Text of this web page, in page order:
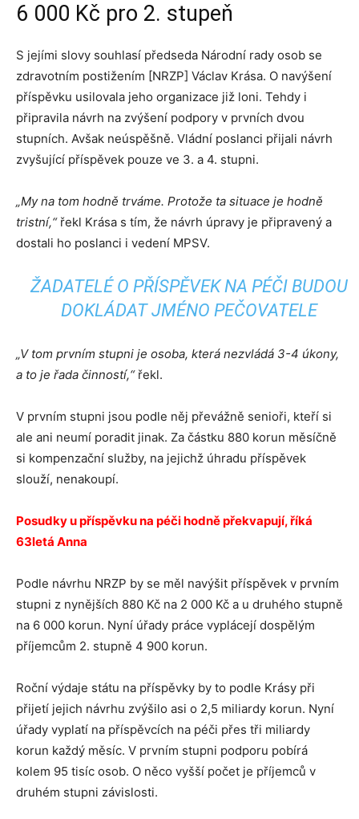
6 000 Kč pro 2. stupeň
S jejími slovy souhlasí předseda Národní rady osob se
zdravotním postižením [NRZP] Václav Krása. O navýšení
příspěvku usilovala jeho organizace již loni. Tehdy i
připravila návrh na zvýšení podpory v prvních dvou
stupních. Avšak neúspěšně. Vládní poslanci přijali návrh
zvyšující příspěvek pouze ve 3. a 4. stupni.
„My na tom hodně trváme. Protože ta situace je hodně
tristní,“řekl Krása s tím, že návrh úpravy je připravený a
dostali ho poslanci i vedení MPSV.
ŽADATELÉ O PŘÍSPĚVEK NA PÉČI BUDOU
DOKLÁDAT JMÉNO PEČOVATELE
„V tom prvním stupni je osoba, která nezvládá 3-4 úkony,
a to je řada činností,“ řekl.
V prvním stupni jsou podle něj převážně senioři, kteří si
ale ani neumí poradit jinak. Za částku 880 korun měsíčně
si kompenzační služby, na jejichž úhradu příspěvek
slouží, nenakoupí.
Posudky u příspěvku na péči hodně překvapují, říká
63letá Anna
Podle návrhu NRZP by se měl navýšit příspěvek v prvním
stupni z nynějších 880 Kč na 2 000 Kč a u druhého stupně
na 6 000 korun. Nyní úřady práce vyplácejí dospělým
příjemcům 2. stupně 4 900 korun.
Roční výdaje státu na příspěvky by to podle Krásy při
přijetí jejich návrhu zvýšilo asi o 2,5 miliardy korun. Nyní
úřady vyplatí na příspěvcích na péči přes tři miliardy
korun každý měsíc. V prvním stupni podporu pobírá
kolem 95 tisíc osob. O něco vyšší počet je příjemců v
druhém stupni závislosti.